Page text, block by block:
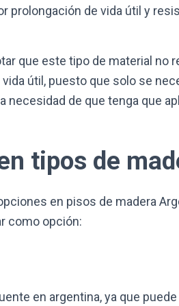
prolongación de vida útil y
que este tipo de material no
útil, puesto que solo se
necesidad de que tenga que
tipos de
en pisos de madera
como opción:
en argentina, ya que